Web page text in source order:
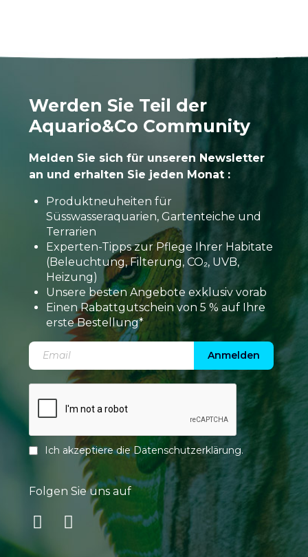
Werden Sie Teil der
Aquario&Co Community
Melden Sie sich für unseren Newsletter
an und erhalten Sie jeden Monat :
Produktneuheiten für
Süsswasseraquarien, Gartenteiche und
Terrarien
Experten-Tipps zur Pflege Ihrer Habitate
(Beleuchtung, Filterung, CO₂, UVB,
Heizung)
Unsere besten Angebote exklusiv vorab
Einen Rabattgutschein von 5 % auf Ihre
erste Bestellung*
Anmelden
Ich akzeptiere dieDatenschutzerklärung.
Folgen Sie uns auf